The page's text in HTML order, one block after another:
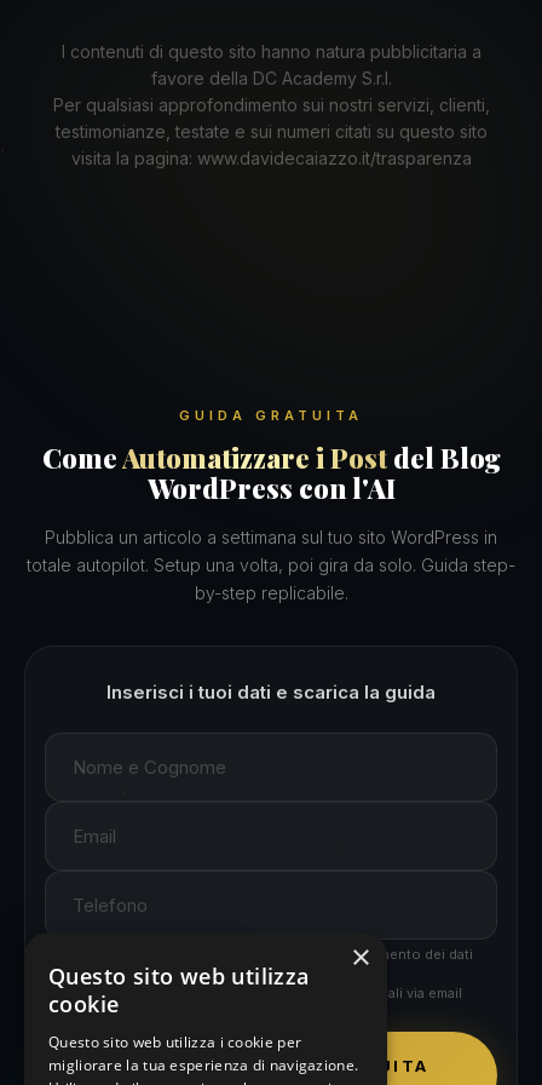
I contenuti di questo sito hanno natura pubblicitaria a
favore della DC Academy S.r.l.
Per qualsiasi approfondimento sui nostri servizi, clienti,
testimonianze, testate e sui numeri citati su questo sito
visita la pagina: www.davidecaiazzo.it/trasparenza
GUIDA GRATUITA
ComeAutomatizzare i Postdel Blog
WordPress con l'AI
Pubblica un articolo a settimana sul tuo sito WordPress in
totale autopilot. Setup una volta, poi gira da solo. Guida step-
by-step replicabile.
Inserisci i tuoi dati e scarica la guida
e acconsento al trattamento dei dati
personali
Acconsento a ricevere comunicazioni commerciali via email
(facoltativo)
SCARICA LA GUIDA GRATUITA
×
Questo sito web utilizza
cookie
Questo sito web utilizza i cookie per
migliorare la tua esperienza di navigazione.